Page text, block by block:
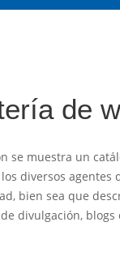
de
se muestra un
diversos agentes
bien sea que
divulgación,